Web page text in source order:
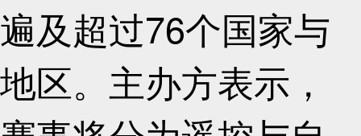
遍及超过76个国家与
地区。主办方表示，